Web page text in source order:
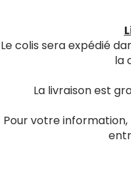
Le colis sera expédié
la
La livraison est
Pour votre